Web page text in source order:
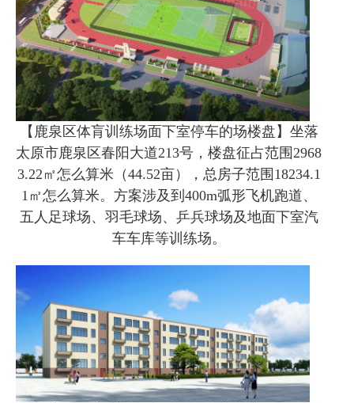
【鹿泉区体肓训练场面下室停车的场楼盘】坐落
太原市鹿泉区春阳大道213号，楼盘征占范围2968
3.22㎡怎么算米（44.52亩），总房子范围18234.1
1㎡怎么算米。方案涉及到400m弧形飞机跑道、
五人足球场、羽毛球场、乒兵球场及地面下室汽
车车库等训练场。